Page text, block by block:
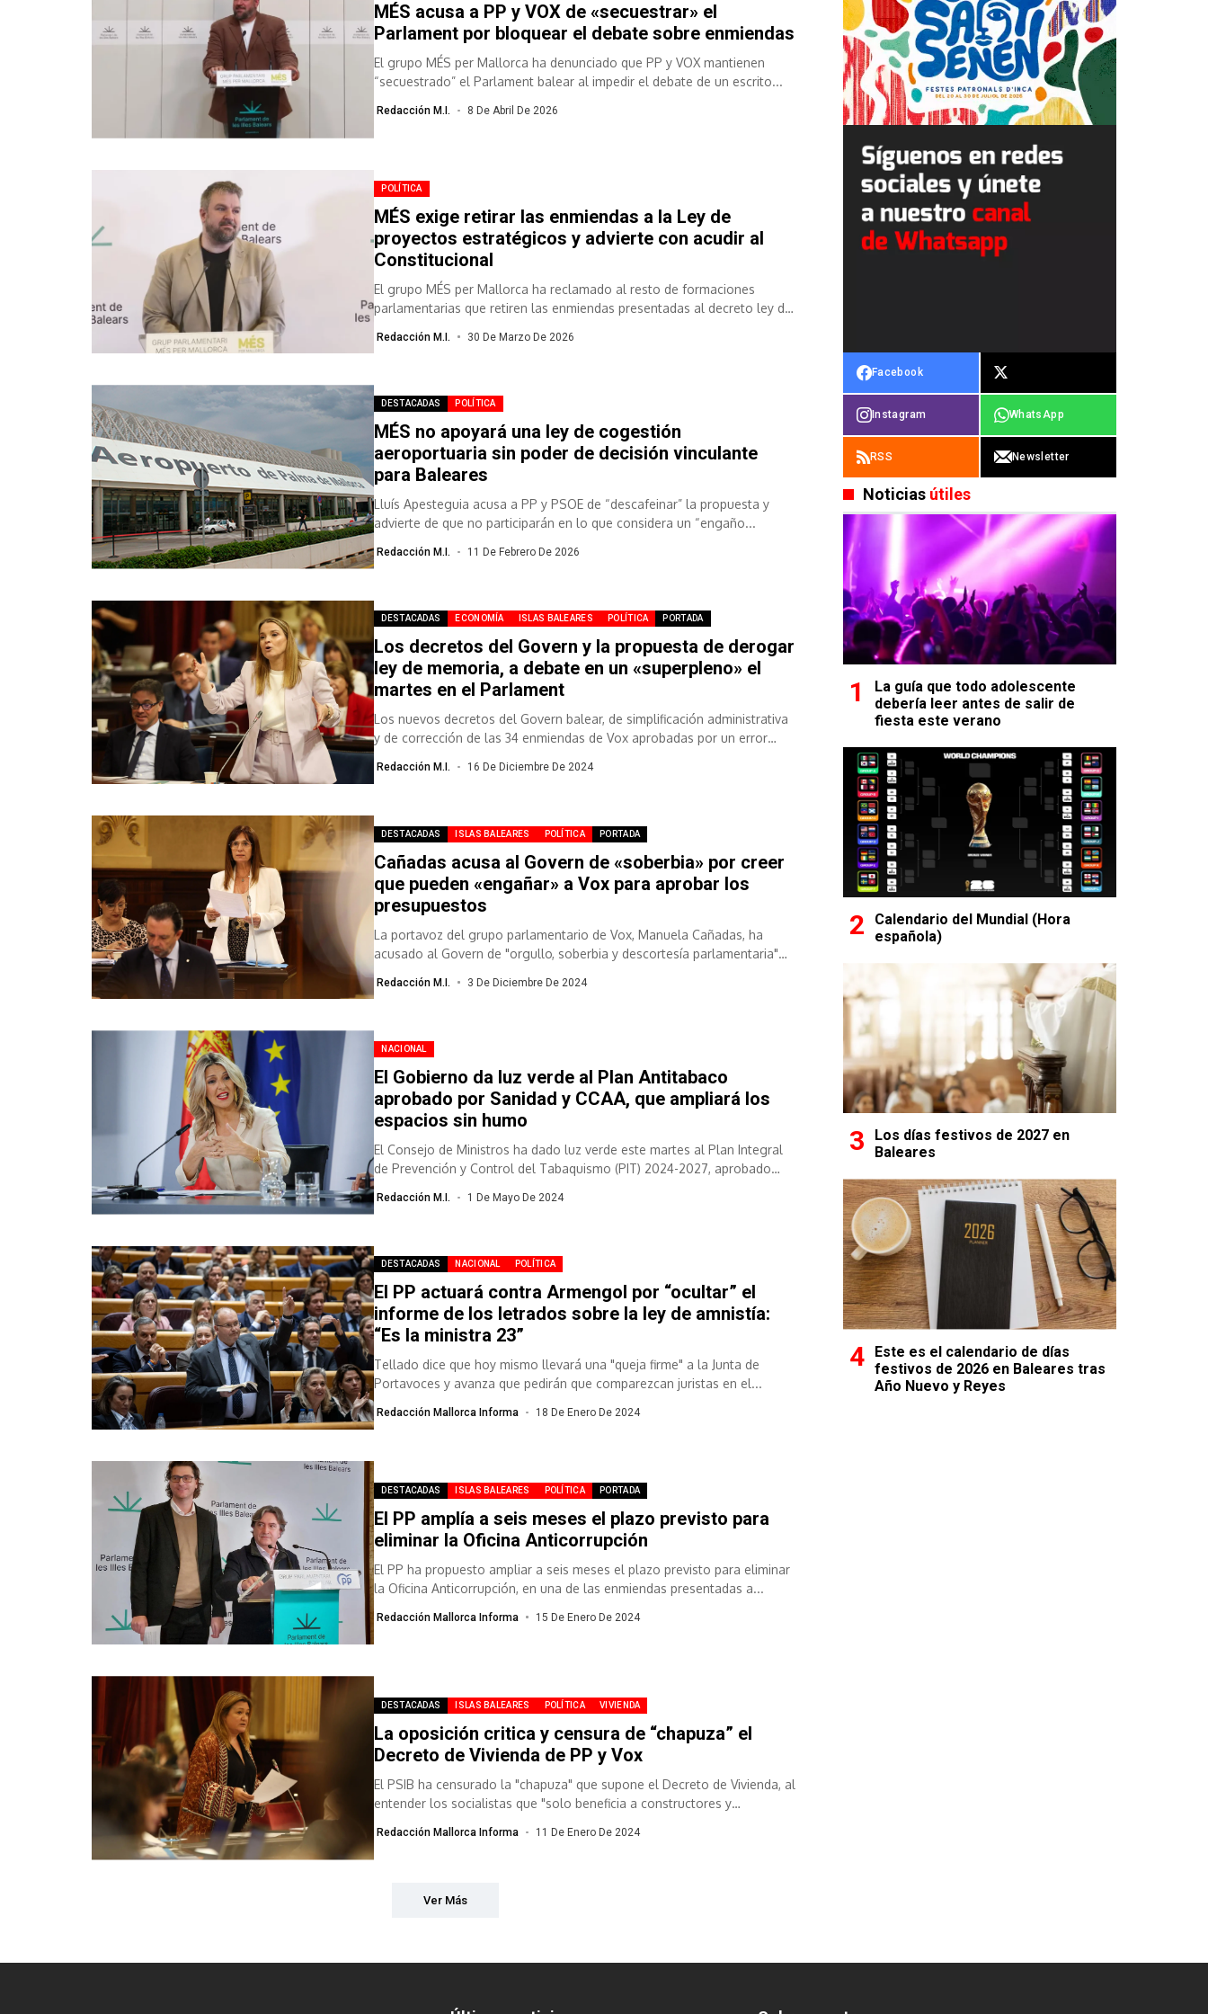
MÉS acusa a PP y VOX de «secuestrar» el
Parlament por bloquear el debate sobre enmiendas
El grupo MÉS per Mallorca ha denunciado que PP y VOX mantienen
“secuestrado” el Parlament balear al impedir el debate de un escrito...
Redacción M.I. 8 De Abril De 2026
POLÍTICA
MÉS exige retirar las enmiendas a la Ley de
proyectos estratégicos y advierte con acudir al
Constitucional
El grupo MÉS per Mallorca ha reclamado al resto de formaciones
parlamentarias que retiren las enmiendas presentadas al decreto ley de
Redacción M.I. 30 De Marzo De 2026
DESTACADAS POLÍTICA
MÉS no apoyará una ley de cogestión
aeroportuaria sin poder de decisión vinculante
para Baleares
Lluís Apesteguia acusa a PP y PSOE de “descafeinar” la propuesta y
advierte de que no participarán en lo que considera un “engaño...
Redacción M.I. 11 De Febrero De 2026
DESTACADAS ECONOMÍA ISLAS BALEARES POLÍTICA PORTADA
Los decretos del Govern y la propuesta de derogar
ley de memoria, a debate en un «superpleno» el
martes en el Parlament
Los nuevos decretos del Govern balear, de simplificación administrativa
y de corrección de las 34 enmiendas de Vox aprobadas por un error
Redacción M.I. 16 De Diciembre De 2024
DESTACADAS ISLAS BALEARES POLÍTICA PORTADA
Cañadas acusa al Govern de «soberbia» por creer
que pueden «engañar» a Vox para aprobar los
presupuestos
La portavoz del grupo parlamentario de Vox, Manuela Cañadas, ha
acusado al Govern de "orgullo, soberbia y descortesía parlamentaria"
Redacción M.I. 3 De Diciembre De 2024
NACIONAL
El Gobierno da luz verde al Plan Antitabaco
aprobado por Sanidad y CCAA, que ampliará los
espacios sin humo
El Consejo de Ministros ha dado luz verde este martes al Plan Integral
de Prevención y Control del Tabaquismo (PIT) 2024-2027, aprobado
Redacción M.I. 1 De Mayo De 2024
DESTACADAS NACIONAL POLÍTICA
El PP actuará contra Armengol por “ocultar” el
informe de los letrados sobre la ley de amnistía:
“Es la ministra 23”
Tellado dice que hoy mismo llevará una "queja firme" a la Junta de
Portavoces y avanza que pedirán que comparezcan juristas en el...
Redacción Mallorca Informa 18 De Enero De 2024
DESTACADAS ISLAS BALEARES POLÍTICA PORTADA
El PP amplía a seis meses el plazo previsto para
eliminar la Oficina Anticorrupción
El PP ha propuesto ampliar a seis meses el plazo previsto para eliminar
la Oficina Anticorrupción, en una de las enmiendas presentadas a...
Redacción Mallorca Informa 15 De Enero De 2024
DESTACADAS ISLAS BALEARES POLÍTICA VIVIENDA
La oposición critica y censura de “chapuza” el
Decreto de Vivienda de PP y Vox
El PSIB ha censurado la "chapuza" que supone el Decreto de Vivienda, al
entender los socialistas que "solo beneficia a constructores y
Redacción Mallorca Informa 11 De Enero De 2024
Ver Más
Facebook
Instagram WhatsApp
RSS Newsletter
Noticias útiles
La guía que todo adolescente
debería leer antes de salir de
fiesta este verano
Calendario del Mundial (Hora
española)
Los días festivos de 2027 en
Baleares
Este es el calendario de días
festivos de 2026 en Baleares tras
Año Nuevo y Reyes